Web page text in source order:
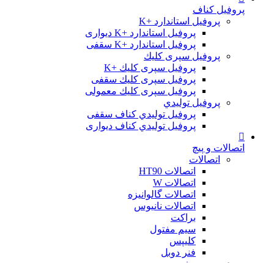
پروفیل کناف
پروفیل استاندارد +K
پروفیل استاندارد +K دیواری
پروفیل استاندارد +K سقفی
پروفیل سپری کلیك
پروفیل سپری کلیك +K
پروفیل سپری کلیك سقفی
پروفیل سپری کلیك معمولی
پروفیل تولیدي
پروفیل تولیدي کناف سقفی
پروفیل تولیدي کناف دیواری
اتصالات و پیچ
اتصالات
اتصالات HT90
اتصالات W
اتصالات گالوانیزه
اتصالات نانیوس
براکت
سیم مفتول
کلیپس
فنر دوبل